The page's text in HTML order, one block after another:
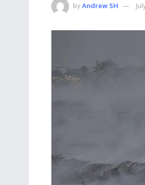
byAndrew SH